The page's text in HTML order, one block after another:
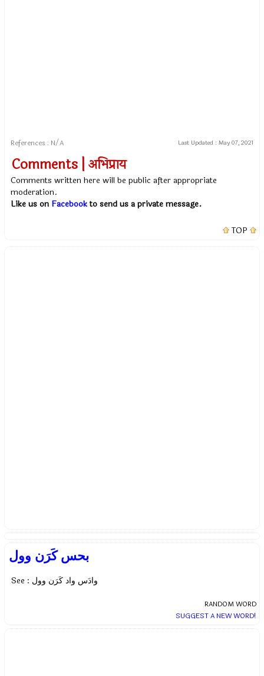
References : N/A Last Updated : May 07, 2021
Comments | अभिप्राय
Comments written here will be public after appropriate
moderation.
Like us on Facebookto send us a private message.
TOP
بحس کَرَن وول
See : وادَس واد کَرَن وول
RANDOM WORD
SUGGEST A NEW WORD!